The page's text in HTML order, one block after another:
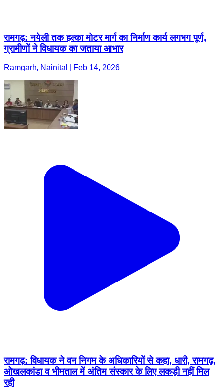
रामगढ़: नयेली तक हल्का मोटर मार्ग का निर्माण कार्य लगभग पूर्ण,
ग्रामीणों ने विधायक का जताया आभार
Ramgarh, Nainital | Feb 14, 2026
रामगढ़: विधायक ने वन निगम के अधिकारियों से कहा, धारी, रामगढ़,
ओखलकांडा व भीमताल में अंतिम संस्कार के लिए लकड़ी नहीं मिल
रही